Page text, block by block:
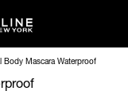
Body Mascara Waterproof